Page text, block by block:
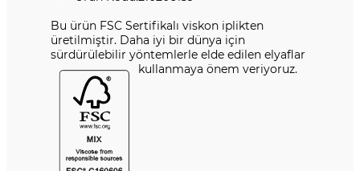
Bu ürün FSC Sertifikalı viskon iplikten
üretilmiştir. Daha iyi bir dünya için
sürdürülebilir yöntemlerle elde edilen elyaflar
kullanmaya önem veriyoruz.